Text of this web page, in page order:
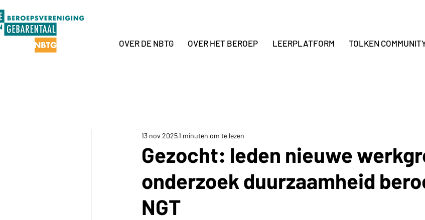
OVER DE NBTG OVER HET BEROEP LEERPLATFORM TOLKEN
Gezocht: leden nieuwe
onderzoek duurzaamheid
NGT
13 nov 20251 minuten om te lezen